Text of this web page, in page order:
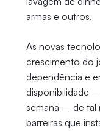
armas e outros.
As novas
crescimento do
dependência e
disponibilidade
semana – de tal
barreiras que